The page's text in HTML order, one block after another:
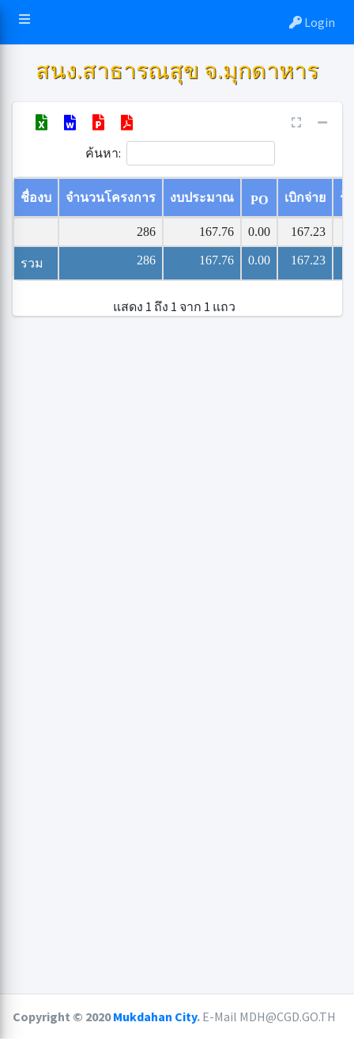
Login
สนง.สาธารณสุข จ.มุกดาหาร
ค้นหา:
ชื่องบ จำนวนโครงการ งบประมาณ PO เบิกจ่าย ร้
286 167.76 0.00 167.23
รวม 286 167.76 0.00 167.23
แสดง 1 ถึง 1 จาก 1 แถว
Copyright © 2020Mukdahan City. E-Mail MDH@CGD.GO.TH